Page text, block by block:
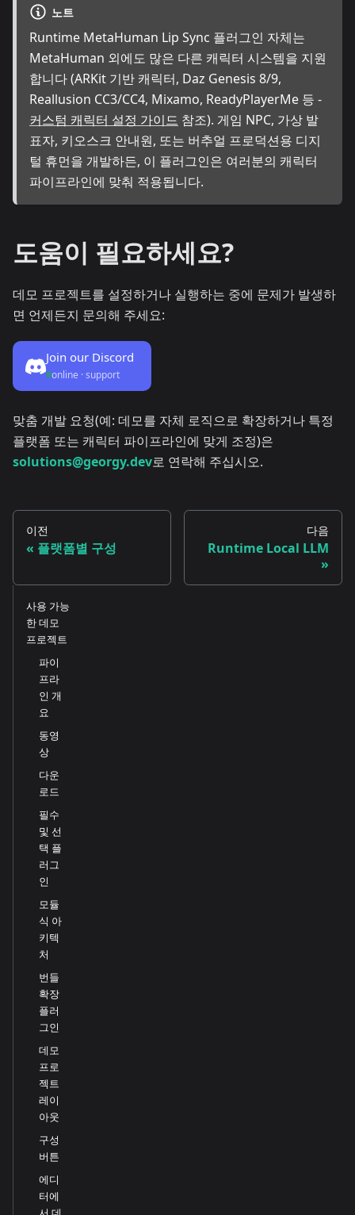
노트
Runtime MetaHuman Lip Sync 플러그인 자체는
MetaHuman 외에도 많은 다른 캐릭터 시스템을 지원
합니다 (ARKit 기반 캐릭터, Daz Genesis 8/9,
Reallusion CC3/CC4, Mixamo, ReadyPlayerMe 등 -
커스텀 캐릭터 설정 가이드 참조). 게임 NPC, 가상 발
표자, 키오스크 안내원, 또는 버추얼 프로덕션용 디지
털 휴먼을 개발하든, 이 플러그인은 여러분의 캐릭터
파이프라인에 맞춰 적용됩니다.
도움이 필요하세요?
데모 프로젝트를 설정하거나 실행하는 중에 문제가 발생하
면 언제든지 문의해 주세요:
Join our Discord
online · support
맞춤 개발 요청(예: 데모를 자체 로직으로 확장하거나 특정
플랫폼 또는 캐릭터 파이프라인에 맞게 조정)은
solutions@georgy.dev로 연락해 주십시오.
이전
플랫폼별 구성
다음
Runtime Local LLM
사용 가능
한 데모
프로젝트
파이
프라
인 개
요
동영
상
다운
로드
필수
및 선
택 플
러그
인
모듈
식 아
키텍
처
번들
확장
플러
그인
데모
프로
젝트
레이
아웃
구성
버튼
에디
터에